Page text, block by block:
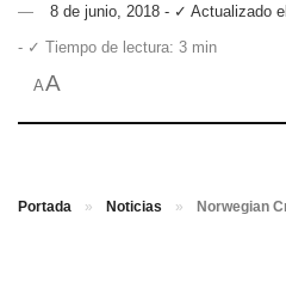
8 de junio, 2018 - ✓ Actualizado
- ✓ Tiempo de lectura: 3 min
AA
Portada » Noticias » Norwegian